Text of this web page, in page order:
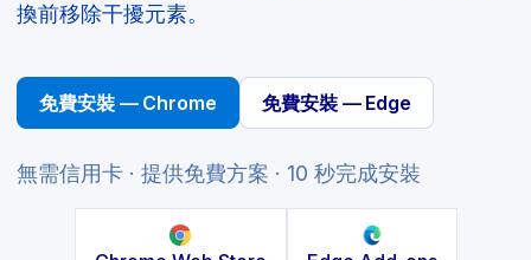
換前移除干擾元素。
免費安裝 — Chrome 免費安裝 — Edge
無需信用卡 · 提供免費方案 · 10 秒完成安裝